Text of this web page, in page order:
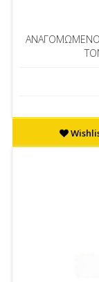
ΑΝΑΓΟΜΩΜΕΝΟ